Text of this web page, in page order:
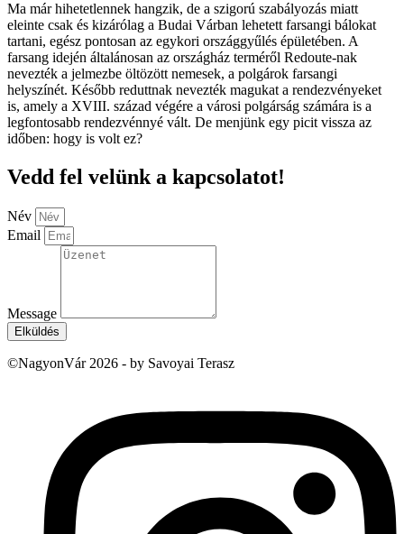
Ma már hihetetlennek hangzik, de a szigorú szabályozás miatt
eleinte csak és kizárólag a Budai Várban lehetett farsangi bálokat
tartani, egész pontosan az egykori országgyűlés épületében. A
farsang idején általánosan az országház terméről Redoute-nak
nevezték a jelmezbe öltözött nemesek, a polgárok farsangi
helyszínét. Később reduttnak nevezték magukat a rendezvényeket
is, amely a XVIII. század végére a városi polgárság számára is a
legfontosabb rendezvénnyé vált. De menjünk egy picit vissza az
időben: hogy is volt ez?
Vedd fel velünk a kapcsolatot!
Név
Email
Message
Elküldés
©NagyonVár 2026 - by Savoyai Terasz